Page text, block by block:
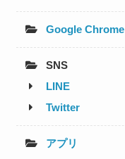
Google Chrome
SNS
LINE
Twitter
アプリ